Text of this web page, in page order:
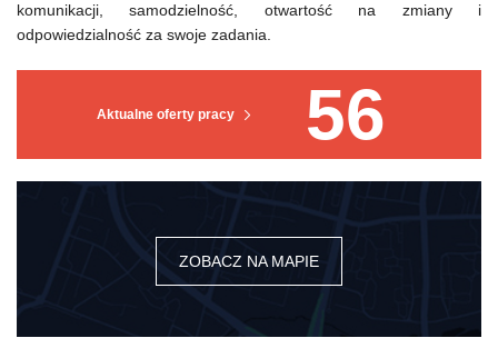
Aktualne oferty pracy 56
ZOBACZ NA MAPIE
komunikacji, samodzielność, otwartość na zmiany i
odpowiedzialność za swoje zadania.